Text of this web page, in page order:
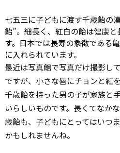
七五三に子どもに渡す千歳飴の
飴”。細長く、紅白の飴は健康
す。日本では長寿の象徴である
に入れられています。
最近は写真館で写真だけ撮影し
ですが、小さな唇にチョンと紅
千歳飴を持った男の子が家族と
いらしいものです。長くてなか
歳飴も、子どもにとってはいつ
かもしれませんね。